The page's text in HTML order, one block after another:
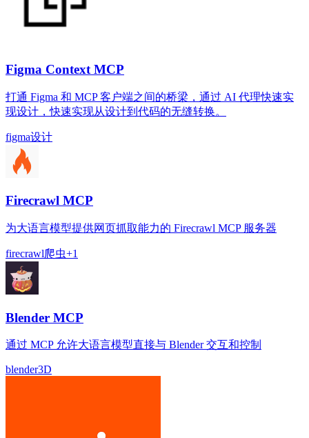
Figma Context MCP
打通 Figma 和 MCP 客户端之间的桥梁，通过 AI 代理快速实
现设计，快速实现从设计到代码的无缝转换。
figma设计
Firecrawl MCP
为大语言模型提供网页抓取能力的 Firecrawl MCP 服务器
firecrawl爬虫+1
Blender MCP
通过 MCP 允许大语言模型直接与 Blender 交互和控制
blender3D